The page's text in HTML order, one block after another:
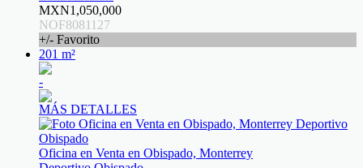
MXN1,050,000
NOF8081127
+/- Favorito
201 m²
-
MÁS DETALLES
Oficina en Venta en Obispado, Monterrey